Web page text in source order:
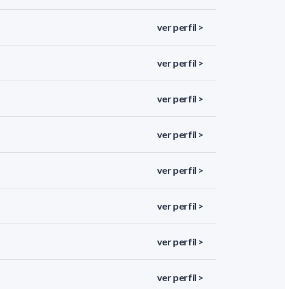
ver perfil >
ver perfil >
ver perfil >
ver perfil >
ver perfil >
ver perfil >
ver perfil >
ver perfil >